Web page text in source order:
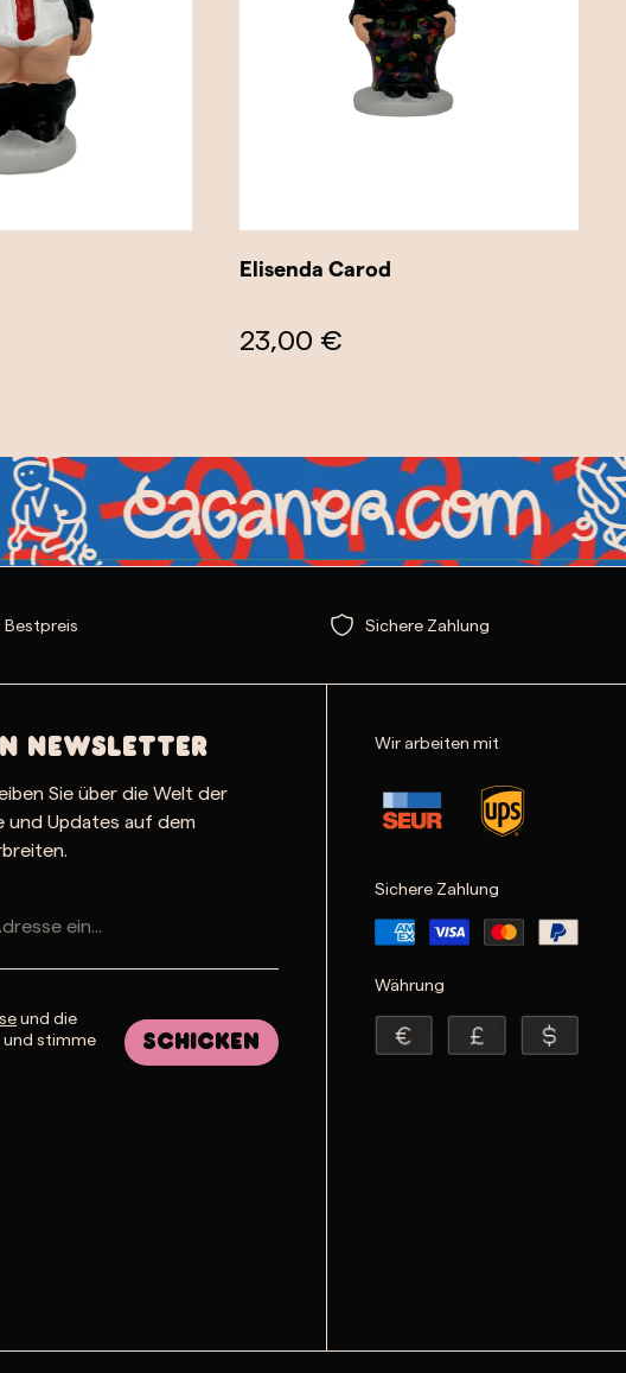
Elisenda Carod
23,00 €
Bestpreis Sichere Zahlung
Newsletter
Sie über die Welt der
und Updates auf dem
und die
und stimme
Schicken
Wir arbeiten mit
Sichere Zahlung
Währung